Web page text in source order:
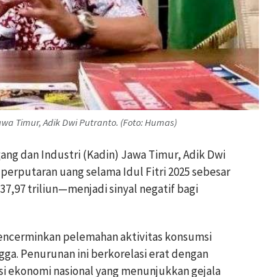
Timur, Adik Dwi Putranto. (Foto: Humas)
dan Industri (Kadin) Jawa Timur, Adik Dwi
uang selama Idul Fitri 2025 sebesar
triliun—menjadi sinyal negatif bagi
pelemahan aktivitas konsumsi
Penurunan ini berkorelasi erat dengan
nasional yang menunjukkan gejala